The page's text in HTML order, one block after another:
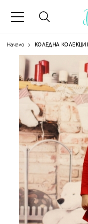
Начало КОЛЕДНА